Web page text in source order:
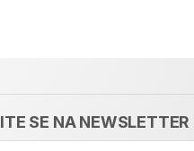
SE NA NEWSLETTER